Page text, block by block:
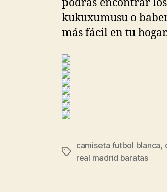
kukuxumusu o
más fácil en tu
Etiquetas
camiseta futbol blanca,
real madrid baratas